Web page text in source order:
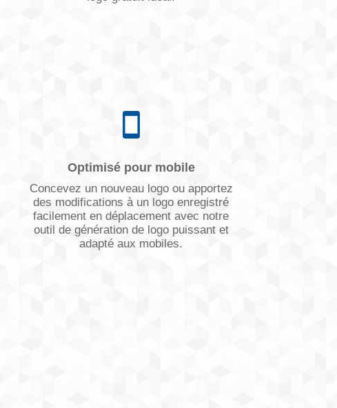
Optimisé pour mobile
Concevez un nouveau logo ou apportez
des modifications à un logo enregistré
facilement en déplacement avec notre
outil de génération de logo puissant et
adapté aux mobiles.